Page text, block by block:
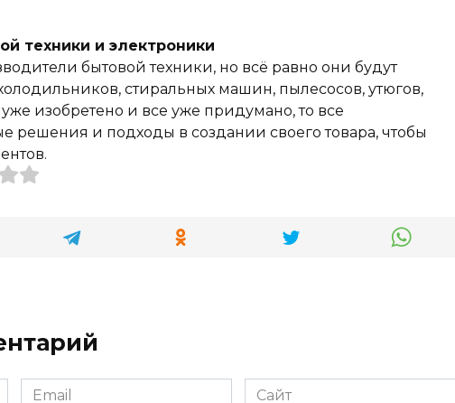
техники и электроники
бытовой техники, но всё равно они будут
стиральных машин, пылесосов, утюгов,
уже изобретено и все уже придумано, то все
решения и подходы в создании своего товара, чтобы
Email
Сайт